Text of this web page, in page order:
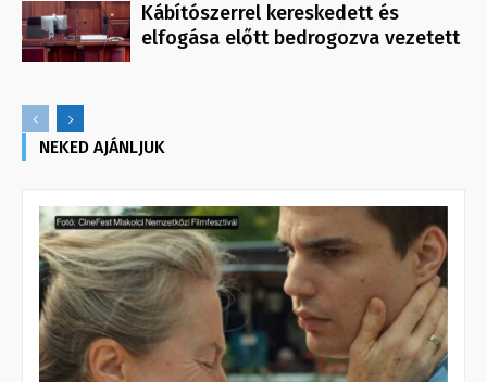
Kábítószerrel kereskedett és
elfogása előtt bedrogozva vezetett
NEKED AJÁNLJUK